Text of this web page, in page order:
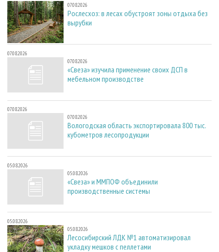
07.08.2026
Рослесхоз: в лесах обустроят зоны отдыха без
вырубки
07.08.2026
07.08.2026
«Свеза» изучила применение своих ДСП в
мебельном производстве
07.08.2026
07.08.2026
Вологодская область экспортировала 800 тыс.
кубометров лесопродукции
05.08.2026
05.08.2026
«Свеза» и ММПОФ объединили
производственные системы
05.08.2026
05.08.2026
Лесосибирский ЛДК №1 автоматизировал
укладку мешков с пеллетами